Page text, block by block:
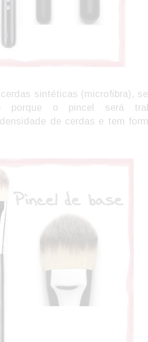
sintéticas (microfibra),
porque o pincel será
de cerdas e tem